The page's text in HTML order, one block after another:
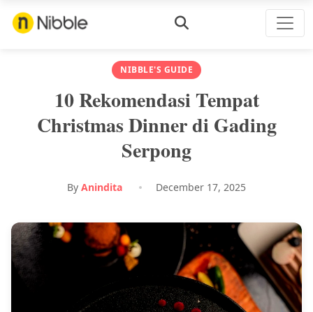
NIBBLE'S GUIDE
10 Rekomendasi Tempat
Christmas Dinner di Gading
Serpong
By Anindita December 17, 2025